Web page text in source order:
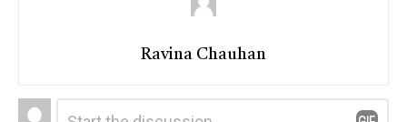
Ravina Chauhan
LeaveComment